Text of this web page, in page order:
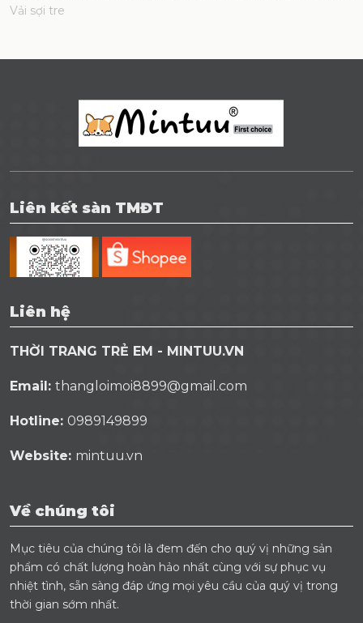
Vải sợi tre
Liên kết sàn TMĐT
Liên hệ
THỜI TRANG TRẺ EM - MINTUU.VN
Email: thangloimoi8899@gmail.com
Hotline: 0989149899
Website: mintuu.vn
Về chúng tôi
Mục tiêu của chúng tôi là đem đến cho quý vị những sản
phẩm có chất lượng hoàn hảo nhất cùng với sự phục vụ
nhiệt tình, sẵn sàng đáp ứng mọi yêu cầu của quý vị trong
thời gian sớm nhất.